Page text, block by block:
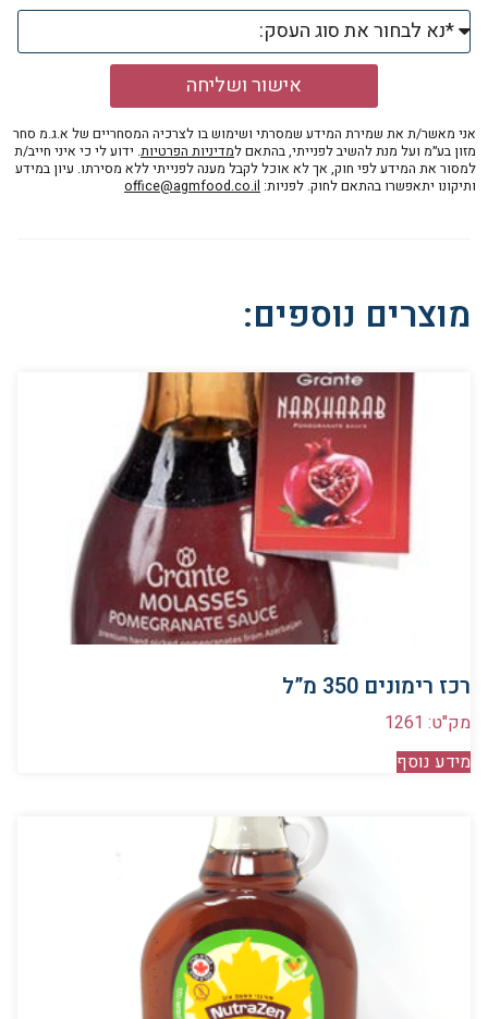
אישור ושליחה
אני מאשר/ת את שמירת המידע שמסרתי ושימוש בו לצרכיה המסחריים של א.ג.מ סחר
מזון בע״מ ועל מנת להשיב לפנייתי, בהתאם למדיניות הפרטיות. ידוע לי כי איני חייב/ת
למסור את המידע לפי חוק, אך לא אוכל לקבל מענה לפנייתי ללא מסירתו. עיון במידע
ותיקונו יתאפשרו בהתאם לחוק. לפניות: office@agmfood.co.il
מוצרים נוספים:
רכז רימונים 350 מ”ל
מק"ט: 1261
מידע נוסף